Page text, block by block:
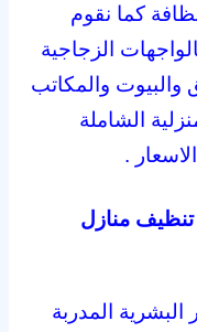
كما نقوم
الزجاجية
والمكاتب
الشاملة
.
منازل
البشرية المدربة